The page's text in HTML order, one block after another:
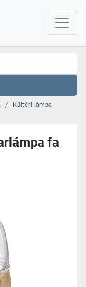
Kültéri lámpa
fa